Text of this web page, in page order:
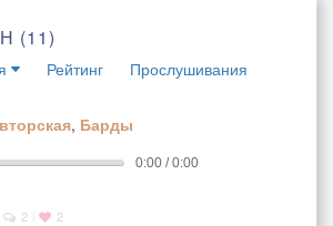
(11)
Рейтинг Прослушивания
, Барды
0:00 / 0:00
2 2